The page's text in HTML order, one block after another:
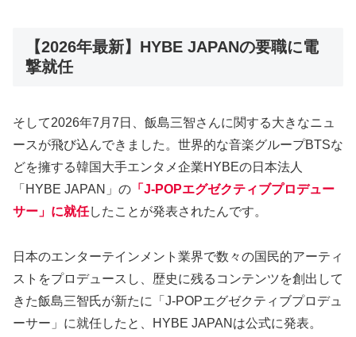
【2026年最新】HYBE JAPANの要職に電
撃就任
そして2026年7月7日、飯島三智さんに関する大きなニュ
ースが飛び込んできました。世界的な音楽グループBTSな
どを擁する韓国大手エンタメ企業HYBEの日本法人
「HYBE JAPAN」の 「J-POPエグゼクティブプロデュー
サー」に就任したことが発表されたんです。
日本のエンターテインメント業界で数々の国民的アーティ
ストをプロデュースし、歴史に残るコンテンツを創出して
きた飯島三智氏が新たに「J-POPエグゼクティブプロデュ
ーサー」に就任したと、HYBE JAPANは公式に発表。